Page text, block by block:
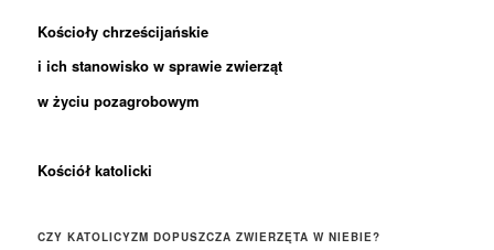
Kościoły chrześcijańskie
i ich stanowisko w sprawie zwierząt
w życiu pozagrobowym
Kościół katolicki
CZY KATOLICYZM DOPUSZCZA ZWIERZĘTA W NIEBIE?